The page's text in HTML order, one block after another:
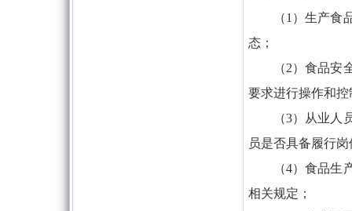
（1）生产
态；
（2）食品
要求进行操作和控
（3）从业
员是否具备履行
（4）食品
相关规定；